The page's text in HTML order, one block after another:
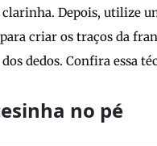
Depois, utilize
criar os traços da
dedos. Confira essa
no pé